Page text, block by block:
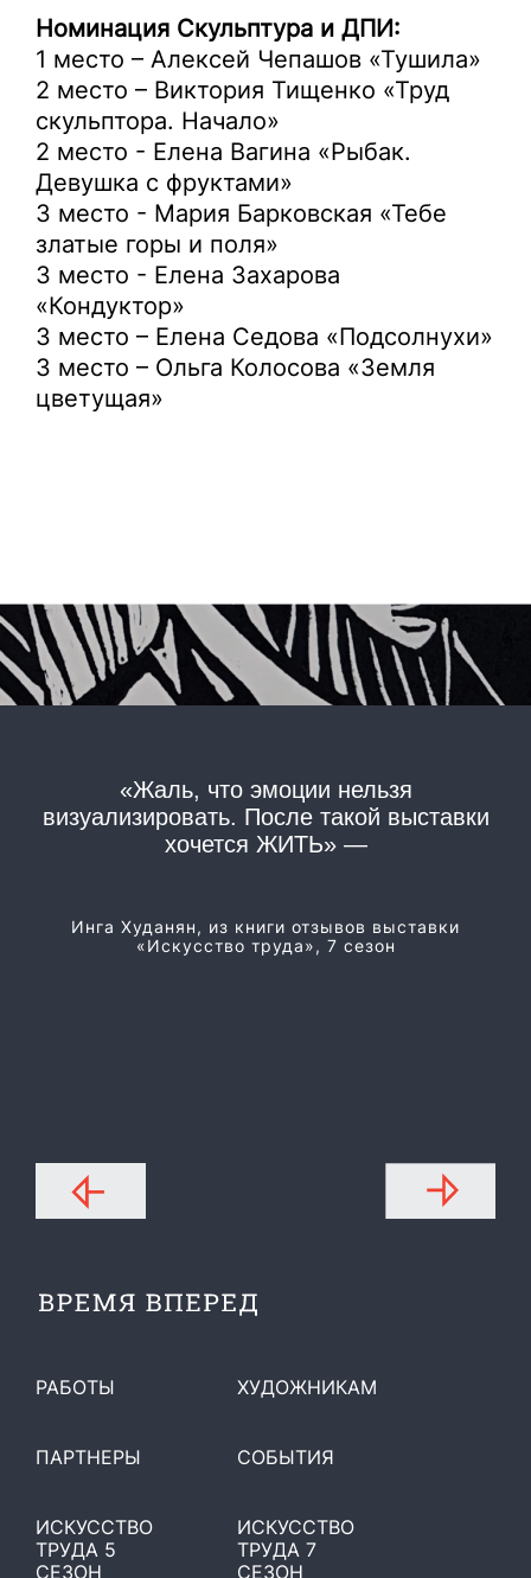
Номинация Скульптура и ДПИ:
1 место – Алексей Чепашов «Тушила»
2 место – Виктория Тищенко «Труд
скульптора. Начало»
2 место - Елена Вагина «Рыбак.
Девушка с фруктами»
3 место - Мария Барковская «Тебе
златые горы и поля»
3 место - Елена Захарова
«Кондуктор»
3 место – Елена Седова «Подсолнухи»
3 место – Ольга Колосова «Земля
цветущая»
«Жаль, что эмоции нельзя
визуализировать. После такой выставки
хочется ЖИТЬ» —
Инга Худанян, из книги отзывов выставки
«Искусство труда», 7 сезон
РАБОТЫ ХУДОЖНИКАМ
ПАРТНЕРЫ СОБЫТИЯ
ИСКУССТВО
ТРУДА 5
СЕЗОН
ИСКУССТВО
ТРУДА 7
СЕЗОН